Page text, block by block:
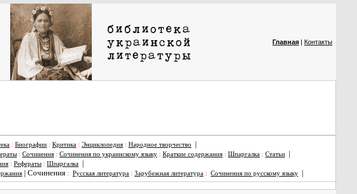
Главная | Контакты
: Биографии : Критика : Энциклопедия : Народное творчество
|
: Сочинения : Сочинения по украинскому языку : Краткие содержания : Шпаргалка : Статьи
|
: Рефераты : Шпаргалка
|
| Сочинения : Русская литература : Зарубежная литература : Сочинения по русскому языку |